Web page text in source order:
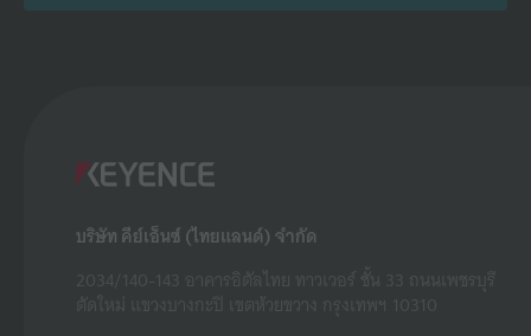
บริษัท คีย์เอ็นซ์ (ไทยแลนด์) จำกัด